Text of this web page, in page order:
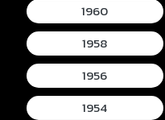
1960
1958
1956
1954